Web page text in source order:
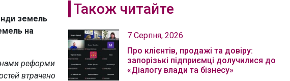
земель
на
нами реформи
втрачено
Також читайте
7 Серпня, 2026
Про клієнтів, продажі та довіру:
запорізькі підприємці долучилися до
«Діалогу влади та бізнесу»